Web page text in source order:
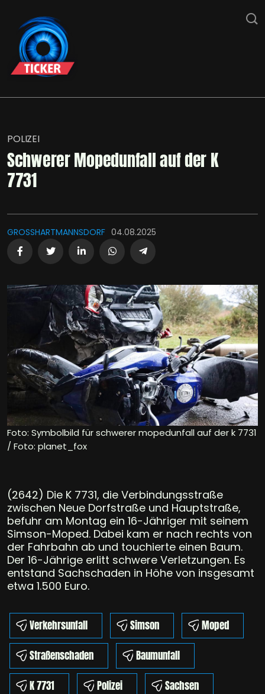
POLIZEI
Schwerer Mopedunfall auf der K
7731
GROSSHARTMANNSDORF 04.08.2025
Foto: Symbolbild für schwerer mopedunfall auf der k 7731
/ Foto: planet_fox
(2642) Die K 7731, die Verbindungsstraße
zwischen Neue Dorfstraße und Hauptstraße,
befuhr am Montag ein 16-Jähriger mit seinem
Simson-Moped. Dabei kam er nach rechts von
der Fahrbahn ab und touchierte einen Baum.
Der 16-Jährige erlitt schwere Verletzungen. Es
entstand Sachschaden in Höhe von insgesamt
etwa 1.500 Euro.
Verkehrsunfall Simson
Moped
Straßenschaden
Baumunfall
K 7731
Polizei
Sachsen